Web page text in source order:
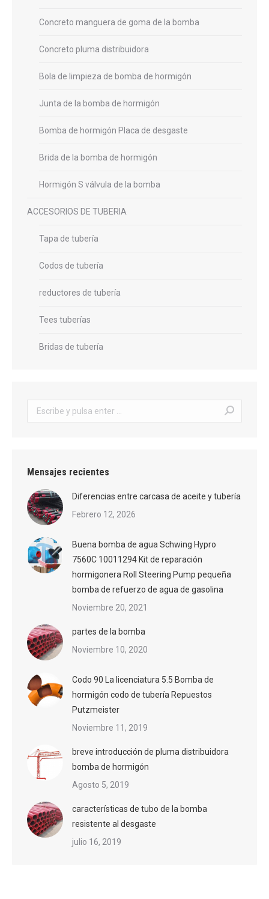
Concreto manguera de goma de la bomba
Concreto pluma distribuidora
Bola de limpieza de bomba de hormigón
Junta de la bomba de hormigón
Bomba de hormigón Placa de desgaste
Brida de la bomba de hormigón
Hormigón S válvula de la bomba
ACCESORIOS DE TUBERIA
Tapa de tubería
Codos de tubería
reductores de tubería
Tees tuberías
Bridas de tubería
Buscar:
Mensajes recientes
Diferencias entre carcasa de aceite y tubería
Febrero 12, 2026
Buena bomba de agua Schwing Hypro
7560C 10011294 Kit de reparación
hormigonera Roll Steering Pump pequeña
bomba de refuerzo de agua de gasolina
Noviembre 20, 2021
partes de la bomba
Noviembre 10, 2020
Codo 90 La licenciatura 5.5 Bomba de
hormigón codo de tubería Repuestos
Putzmeister
Noviembre 11, 2019
breve introducción de pluma distribuidora
bomba de hormigón
Agosto 5, 2019
características de tubo de la bomba
resistente al desgaste
julio 16, 2019